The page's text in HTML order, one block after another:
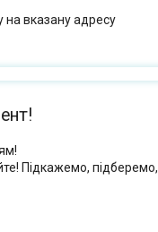
на вказану адресу
Підкажемо, підберемо,